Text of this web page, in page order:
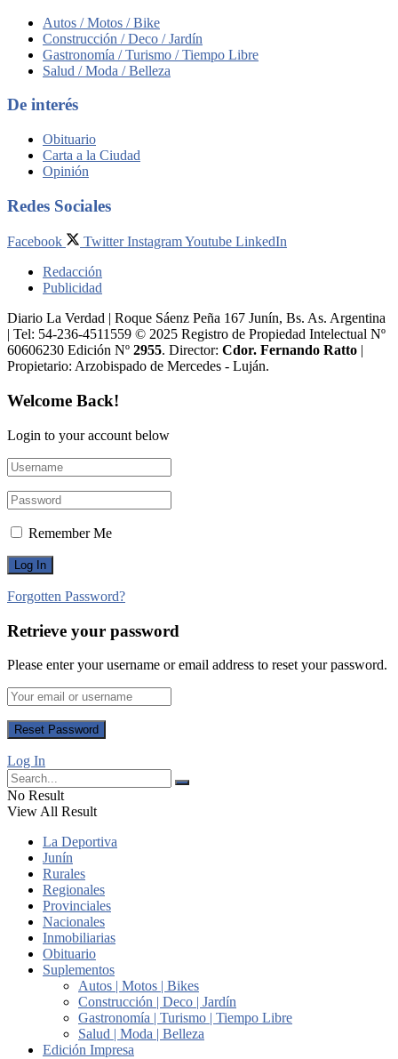
Autos / Motos / Bike
Construcción / Deco / Jardín
Gastronomía / Turismo / Tiempo Libre
Salud / Moda / Belleza
De interés
Obituario
Carta a la Ciudad
Opinión
Redes Sociales
Facebook Twitter InstagramYoutube LinkedIn
Redacción
Publicidad
Diario La Verdad | Roque Sáenz Peña 167 Junín, Bs. As. Argentina
| Tel: 54-236-4511559 © 2025 Registro de Propiedad Intelectual Nº
60606230 Edición Nº 2955. Director:​ Cdor. Fernando Ratto |
Propietario:​ Arzobispado de Mercedes - Luján.
Welcome Back!
Login to your account below
Remember Me
Forgotten Password?
Retrieve your password
Please enter your username or email address to reset your password.
Log In
No Result
View All Result
La Deportiva
Junín
Rurales
Regionales
Provinciales
Nacionales
Inmobiliarias
Obituario
Suplementos
Autos | Motos | Bikes
Construcción | Deco | Jardín
Gastronomía | Turismo | Tiempo Libre
Salud | Moda | Belleza
Edición Impresa